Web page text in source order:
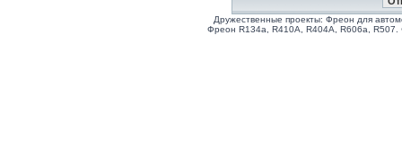
Дружественные проекты: Фреон для
Фреон R134a, R410A, R404A, R606a,